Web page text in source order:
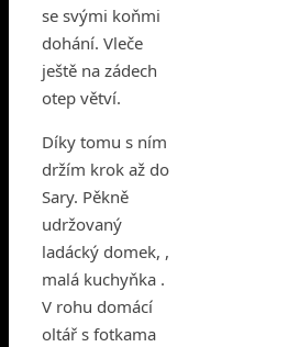
se svými koňmi
dohání. Vleče
ještě na zádech
otep větví.
Díky tomu s ním
držím krok až do
Sary. Pěkně
udržovaný
ladácký domek, ,
malá kuchyňka .
V rohu domácí
oltář s fotkama